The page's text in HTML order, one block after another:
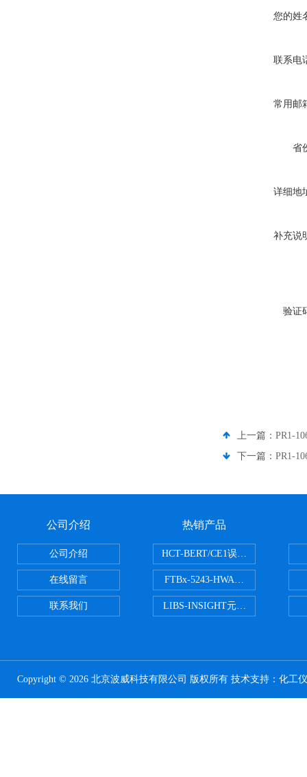
您的姓
联系电
常用邮
省
详细地
补充说
验证
上一篇： PR1-
下一篇： PR1-
公司介绍
公司介绍
在线留言
联系我们
热销产品
HCT-BERT/CE1误码测试仪
FTBx-5243-HWA光谱分析仪
LIBS-INSIGHT元素光谱分析仪
Copyright © 2026 北京波威科技有限公司 版权所有 技术支持： 化工